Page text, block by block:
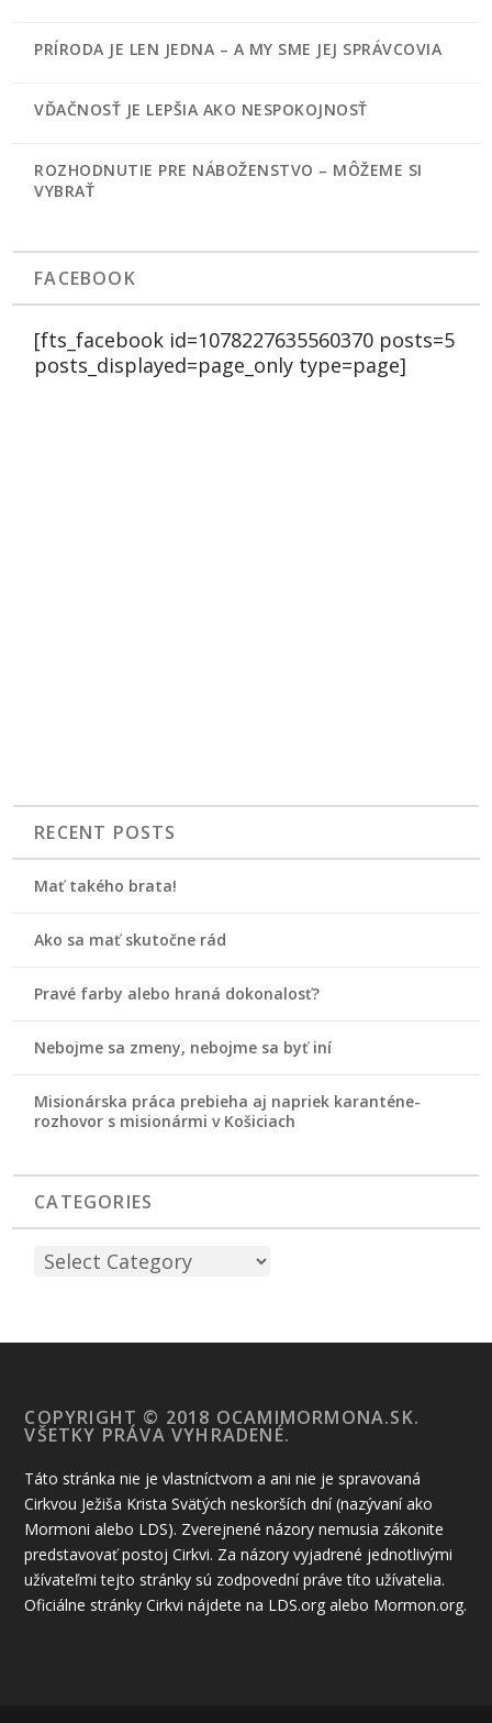
PRÍRODA JE LEN JEDNA – A MY SME JEJ SPRÁVCOVIA
VĎAČNOSŤ JE LEPŠIA AKO NESPOKOJNOSŤ
ROZHODNUTIE PRE NÁBOŽENSTVO – MÔŽEME SI
VYBRAŤ
FACEBOOK
[fts_facebook id=1078227635560370 posts=5
posts_displayed=page_only type=page]
RECENT POSTS
Mať takého brata!
Ako sa mať skutočne rád
Pravé farby alebo hraná dokonalosť?
Nebojme sa zmeny, nebojme sa byť iní
Misionárska práca prebieha aj napriek karanténe-
rozhovor s misionármi v Košiciach
CATEGORIES
COPYRIGHT © 2018 OCAMIMORMONA.SK.
VŠETKY PRÁVA VYHRADENÉ.
Táto stránka nie je vlastníctvom a ani nie je spravovaná
Cirkvou Ježiša Krista Svätých neskorších dní (nazývaní ako
Mormoni alebo LDS). Zverejnené názory nemusia zákonite
predstavovať postoj Cirkvi. Za názory vyjadrené jednotlivými
užívateľmi tejto stránky sú zodpovední práve títo užívatelia.
Oficiálne stránky Cirkvi nájdete na LDS.org alebo Mormon.org.